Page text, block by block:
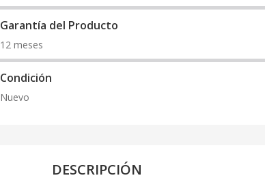
Garantía del Producto
12 meses
Condición
Nuevo
DESCRIPCIÓN